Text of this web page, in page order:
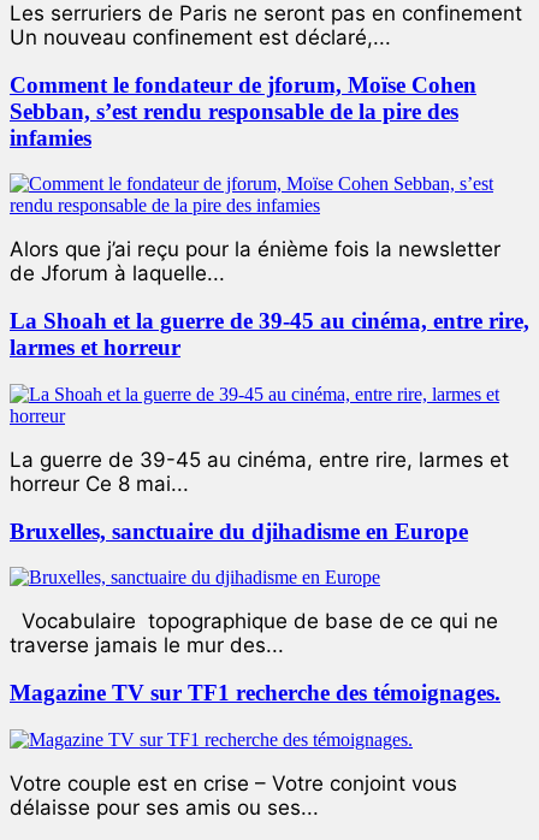
Les serruriers de Paris ne seront pas en confinement
Un nouveau confinement est déclaré,...
Comment le fondateur de jforum, Moïse Cohen
Sebban, s’est rendu responsable de la pire des
infamies
Alors que j’ai reçu pour la énième fois la newsletter
de Jforum à laquelle...
La Shoah et la guerre de 39-45 au cinéma, entre rire,
larmes et horreur
La guerre de 39-45 au cinéma, entre rire, larmes et
horreur Ce 8 mai...
Bruxelles, sanctuaire du djihadisme en Europe
Vocabulaire topographique de base de ce qui ne
traverse jamais le mur des...
Magazine TV sur TF1 recherche des témoignages.
Votre couple est en crise – Votre conjoint vous
délaisse pour ses amis ou ses...